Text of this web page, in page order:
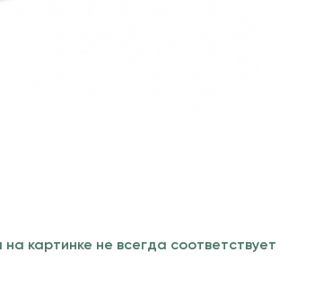
картинке не всегда соответствует